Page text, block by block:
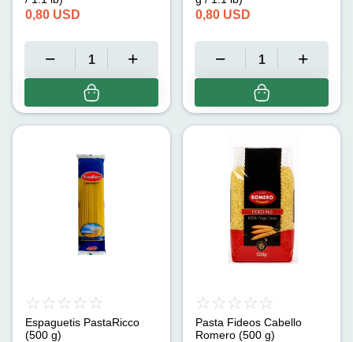
0,80 USD 0,80 USD
Espaguetis PastaRicco
(500 g)
Pasta Fideos Cabello
Romero (500 g)